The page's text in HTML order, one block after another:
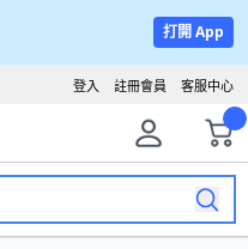
打開 App
客服中心
註冊會員
登入